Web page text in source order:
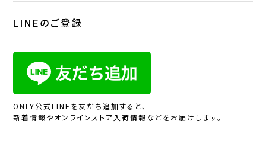
LINEのご登録
ONLY公式LINEを友だち追加すると、
新着情報やオンラインストア入荷情報などをお届けします。